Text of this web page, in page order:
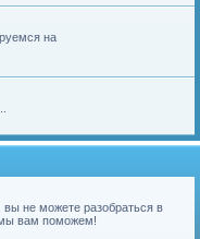
на
не можете разобраться в
вам поможем!